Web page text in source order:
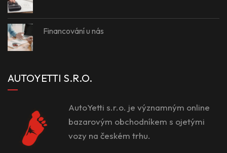
Financování u nás
AUTOYETTI S.R.O.
AutoYetti s.r.o. je významným online
bazarovým obchodníkem s ojetými
vozy na českém trhu.